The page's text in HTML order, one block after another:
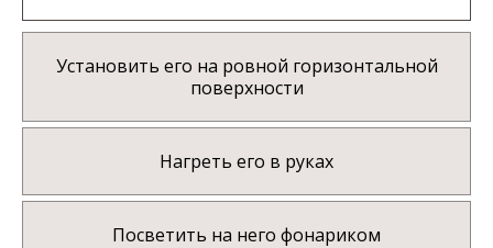
Установить его на ровной горизонтальной
поверхности
Нагреть его в руках
Посветить на него фонариком